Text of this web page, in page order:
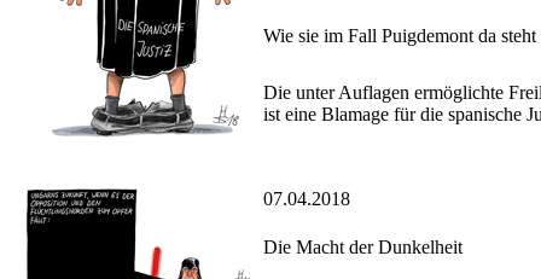
Wie sie im Fall Puigdemont da steht
Die unter Auflagen ermöglichte
ist eine Blamage für die spanische
07.04.2018
Die Macht der Dunkelheit